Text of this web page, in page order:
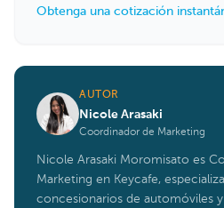
Obtenga una cotización
AUTOR
Nicole Arasaki
Coordinador de Marketing
Nicole Arasaki Moromisato es
Marketing en Keycafe,
concesionarios de automóviles